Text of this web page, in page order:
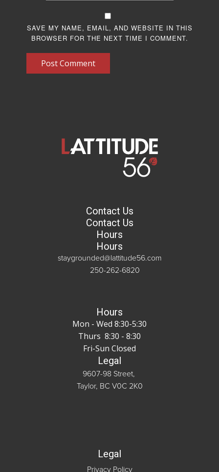
SAVE MY NAME, EMAIL, AND WEBSITE IN THIS
BROWSER FOR THE NEXT TIME I COMMENT.
Post Comment
Contact Us
Contact Us
Hours
Hours
staygrounded@lattitude56.com
250-262-6820
Hours
Mon - Wed 8:30-5:30
Thurs 8:30 - 8:30
Fri-Sun Closed
Legal
9607-98 Street,
Taylor, BC V0C 2K0
Legal
Privacy Policy